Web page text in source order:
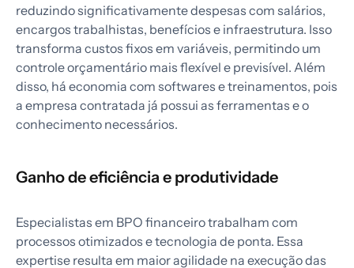
reduzindo significativamente despesas com salários,
encargos trabalhistas, benefícios e infraestrutura. Isso
transforma custos fixos em variáveis, permitindo um
controle orçamentário mais flexível e previsível. Além
disso, há economia com softwares e treinamentos, pois
a empresa contratada já possui as ferramentas e o
conhecimento necessários.
Ganho de eficiência e produtividade
Especialistas em BPO financeiro trabalham com
processos otimizados e tecnologia de ponta. Essa
expertise resulta em maior agilidade na execução das